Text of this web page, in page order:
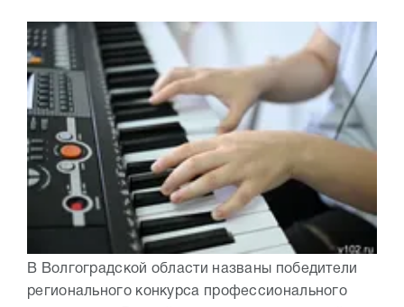
В Волгоградской области названы победители
регионального конкурса профессионального